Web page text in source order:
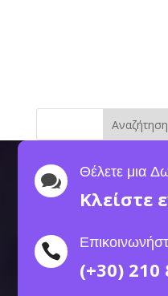
Αναζήτηση
 Θέλετε μια
Κλείστε

(+30) 210